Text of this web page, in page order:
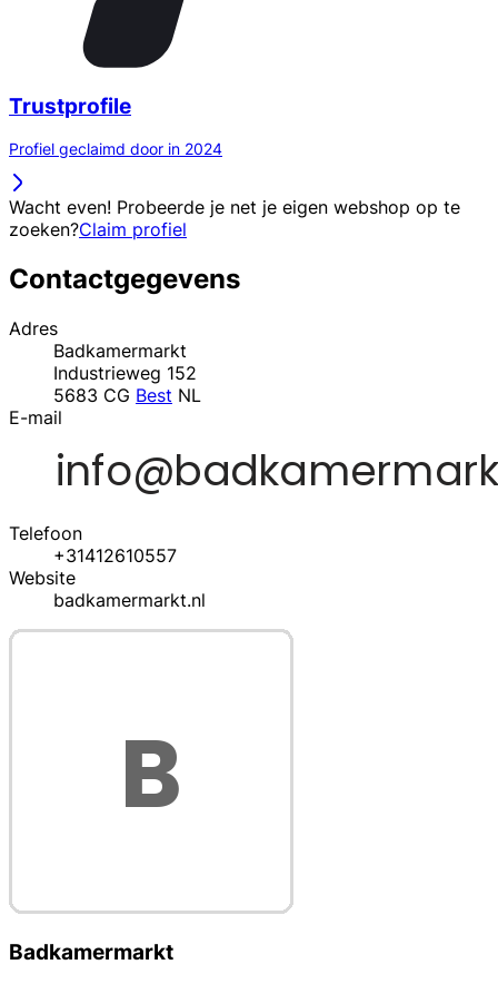
Trustprofile
Profiel geclaimd door in 2024
Wacht even! Probeerde je net je eigen webshop op te
zoeken?Claim profiel
Contactgegevens
Adres
Badkamermarkt
Industrieweg 152
5683 CG Best NL
E-mail
Telefoon
+31412610557
Website
badkamermarkt.nl
Badkamermarkt